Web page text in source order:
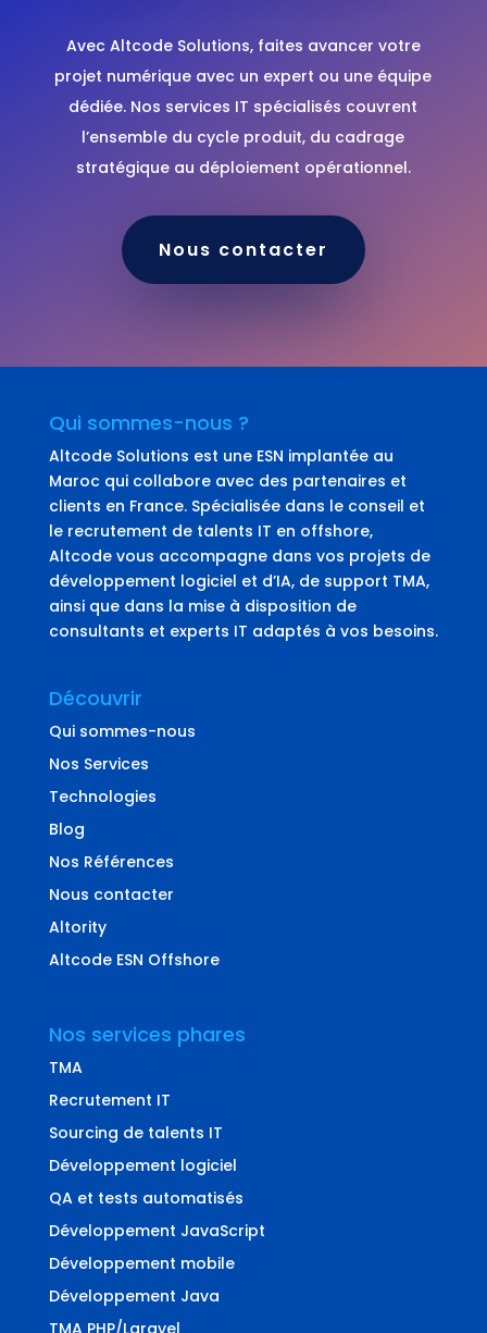
Avec Altcode Solutions, faites avancer votre
projet numérique avec un expert ou une équipe
dédiée. Nos services IT spécialisés couvrent
l’ensemble du cycle produit, du cadrage
stratégique au déploiement opérationnel.
Nous contacter
Qui sommes-nous ?
Altcode Solutions est une ESN implantée au
Maroc qui collabore avec des partenaires et
clients en France. Spécialisée dans le conseil et
le recrutement de talents IT en offshore,
Altcode vous accompagne dans vos projets de
développement logiciel et d’IA, de support TMA,
ainsi que dans la mise à disposition de
consultants et experts IT adaptés à vos besoins.
Découvrir
Qui sommes-nous
Nos Services
Technologies
Blog
Nos Références
Nous contacter
Altority
Altcode ESN Offshore
Nos services phares
TMA
Recrutement IT
Sourcing de talents IT
Développement logiciel
QA et tests automatisés
Développement JavaScript
Développement mobile
Développement Java